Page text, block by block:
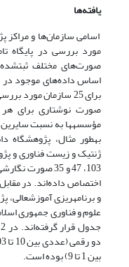
یافتهها
اسامی سازمان‌ها و مراکز
صورت نوشتاری برای
مؤسسه‫ها به نسبت
به‫طور مثال،
ژنتیک و زیست فناوری و
اختصاص داده‌اند. در
و
علوم و فناوری جمهوری
بین 1 تا 9) بوده است.